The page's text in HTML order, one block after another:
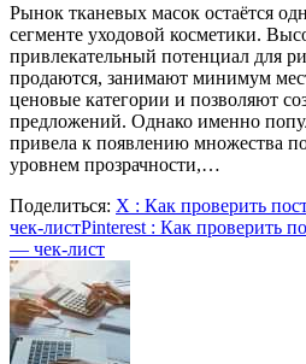
Рынок тканевых масок остаётся
сегменте уходовой косметики.
привлекательный потенциал для
продаются, занимают минимум
ценовые категории и позволяют
предложений. Однако именно
привела к появлению множества
уровнем прозрачности,…
Поделиться: X : Как проверить
чек-листPinterest : Как проверить
— чек-лист